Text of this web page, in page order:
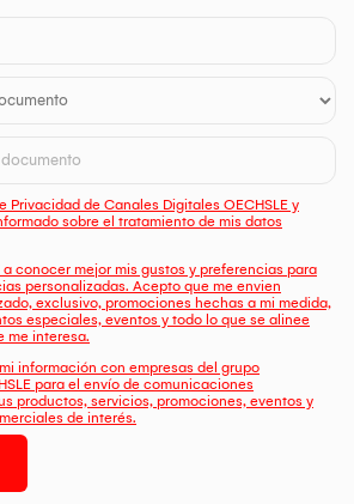
Privacidad de Canales Digitales OECHSLE y
sobre el tratamiento de mis datos
a conocer mejor mis gustos y preferencias para
personalizadas. Acepto que me envien
exclusivo, promociones hechas a mi medida,
especiales, eventos y todo lo que se alinee
me interesa.
información con empresas del grupo
para el envío de comunicaciones
productos, servicios, promociones, eventos y
de interés.